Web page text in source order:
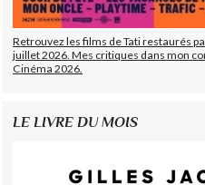
Retrouvez les films de Tati restaurés
juillet 2026. Mes critiques dans mon
Cinéma 2026.
LE LIVRE DU MOIS